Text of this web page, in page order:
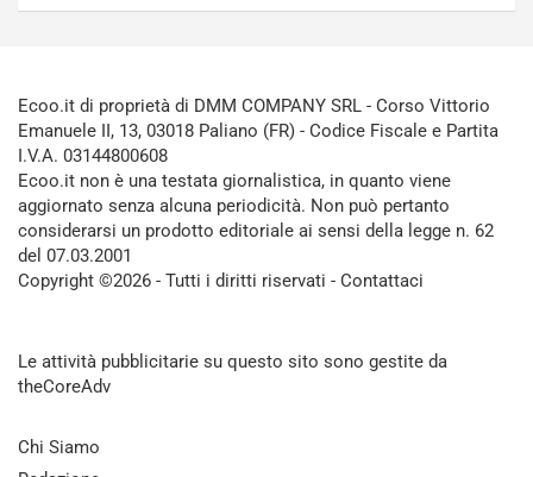
Ecoo.it di proprietà di DMM COMPANY SRL - Corso Vittorio
Emanuele II, 13, 03018 Paliano (FR) - Codice Fiscale e Partita
I.V.A. 03144800608
Ecoo.it non è una testata giornalistica, in quanto viene
aggiornato senza alcuna periodicità. Non può pertanto
considerarsi un prodotto editoriale ai sensi della legge n. 62
del 07.03.2001
Copyright ©2026 - Tutti i diritti riservati - Contattaci
Le attività pubblicitarie su questo sito sono gestite da
theCoreAdv
Chi Siamo